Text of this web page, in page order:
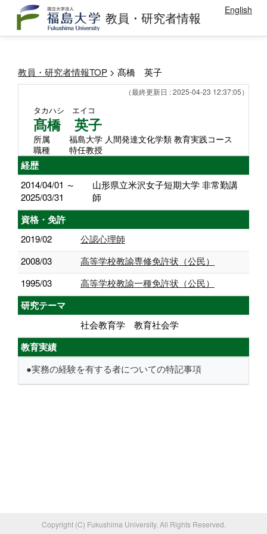
教員・研究者情報 English
教員・研究者情報TOP > 髙橋 英子
（最終更新日 : 2025-04-23 12:37:05）
タカハシ エイコ
髙橋 英子
所属
福島大学 人間発達文化学類 教育実践コース
職種
特任教授
経歴
2014/04/01 ～
2025/03/31
山形県立米沢女子短期大学 非常勤講
師
資格・免許
2019/02
公認心理師
2008/03
高等学校教諭専修免許状（公民）
1995/03
高等学校教諭一種免許状（公民）
研究テーマ
社会教育学 教育社会学
教育実績
●実務の経験を有する者についての特記事項
Copyright (C) Fukushima University. All Rights Reserved.